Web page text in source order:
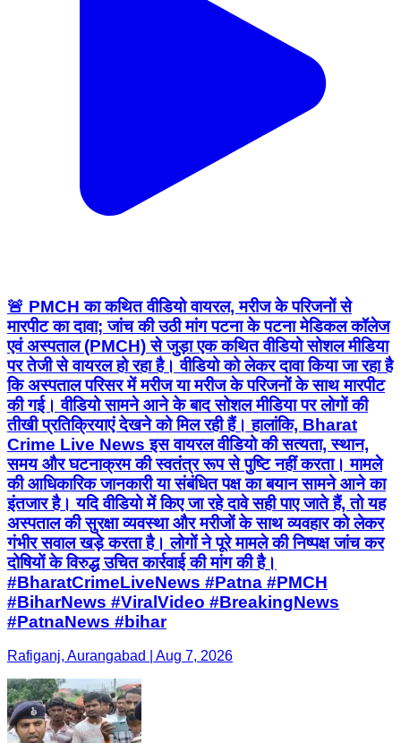
🚨 PMCH का कथित वीडियो वायरल, मरीज के परिजनों से
मारपीट का दावा; जांच की उठी मांग पटना के पटना मेडिकल कॉलेज
एवं अस्पताल (PMCH) से जुड़ा एक कथित वीडियो सोशल मीडिया
पर तेजी से वायरल हो रहा है। वीडियो को लेकर दावा किया जा रहा है
कि अस्पताल परिसर में मरीज या मरीज के परिजनों के साथ मारपीट
की गई। वीडियो सामने आने के बाद सोशल मीडिया पर लोगों की
तीखी प्रतिक्रियाएं देखने को मिल रही हैं। हालांकि, Bharat
Crime Live News इस वायरल वीडियो की सत्यता, स्थान,
समय और घटनाक्रम की स्वतंत्र रूप से पुष्टि नहीं करता। मामले
की आधिकारिक जानकारी या संबंधित पक्ष का बयान सामने आने का
इंतजार है। यदि वीडियो में किए जा रहे दावे सही पाए जाते हैं, तो यह
अस्पताल की सुरक्षा व्यवस्था और मरीजों के साथ व्यवहार को लेकर
गंभीर सवाल खड़े करता है। लोगों ने पूरे मामले की निष्पक्ष जांच कर
दोषियों के विरुद्ध उचित कार्रवाई की मांग की है।
#BharatCrimeLiveNews #Patna #PMCH
#BiharNews #ViralVideo #BreakingNews
#PatnaNews #bihar
Rafiganj, Aurangabad | Aug 7, 2026